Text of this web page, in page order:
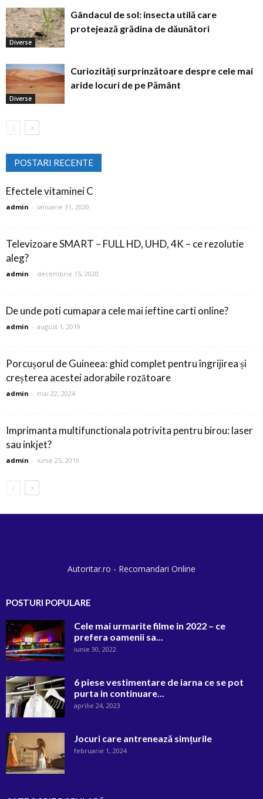
Diverse
Gândacul de sol: insecta utilă care
protejează grădina de dăunători
Diverse
Curiozități surprinzătoare despre cele mai
aride locuri de pe Pământ
POSTARI RECENTE
Efectele vitaminei C
admin - ianuarie 31, 2020
Televizoare SMART – FULL HD, UHD, 4K – ce rezolutie
aleg?
admin - decembrie 15, 2020
De unde poti cumapara cele mai ieftine carti online?
admin - august 1, 2019
Porcușorul de Guineea: ghid complet pentru îngrijirea și
creșterea acestei adorabile rozătoare
admin - mai 22, 2024
Imprimanta multifunctionala potrivita pentru birou: laser
sau inkjet?
admin - iunie 25, 2019
Autoritar.ro - Recomandari Online
POSTURI POPULARE
Cele mai urmarite filme in 2022 – ce
prefera oamenii sa...
iunie 30, 2022
6 piese vestimentare de iarna ce se pot
purta in continuare...
aprilie 24, 2023
Jocuri care antrenează simțurile
februarie 1, 2024